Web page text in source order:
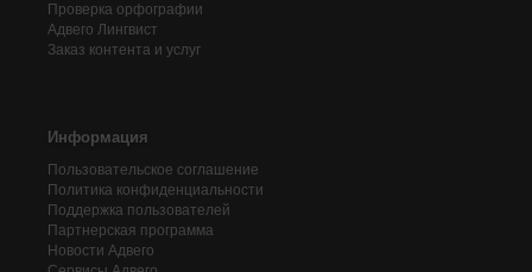
Проверка орфографии
Адвего Лингвист
Заказ контента и услуг
Информация
Пользовательское соглашение
Политика конфиденциальности
Поддержка пользователей
Партнерская программа
Новости Адвего